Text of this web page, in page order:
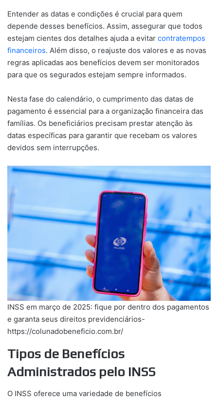
Entender as datas e condições é crucial para quem
depende desses benefícios. Assim, assegurar que todos
estejam cientes dos detalhes ajuda a evitar contratempos
financeiros. Além disso, o reajuste dos valores e as novas
regras aplicadas aos benefícios devem ser monitorados
para que os segurados estejam sempre informados.
Nesta fase do calendário, o cumprimento das datas de
pagamento é essencial para a organização financeira das
famílias. Os beneficiários precisam prestar atenção às
datas específicas para garantir que recebam os valores
devidos sem interrupções.
INSS em março de 2025: fique por dentro dos pagamentos
e garanta seus direitos previdenciários-
https://colunadobeneficio.com.br/
Tipos de Benefícios
Administrados pelo INSS
O INSS oferece uma variedade de benefícios